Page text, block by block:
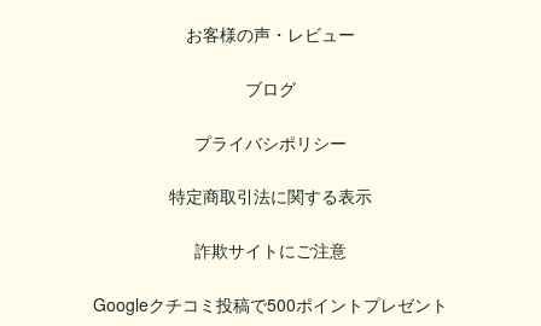
お客様の声・レビュー
ブログ
プライバシポリシー
特定商取引法に関する表示
詐欺サイトにご注意
Googleクチコミ投稿で500ポイントプレゼント